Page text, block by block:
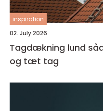
inspiration
02. July 2026
Tagdækning lund sådan får du et holdbart
og tæt tag